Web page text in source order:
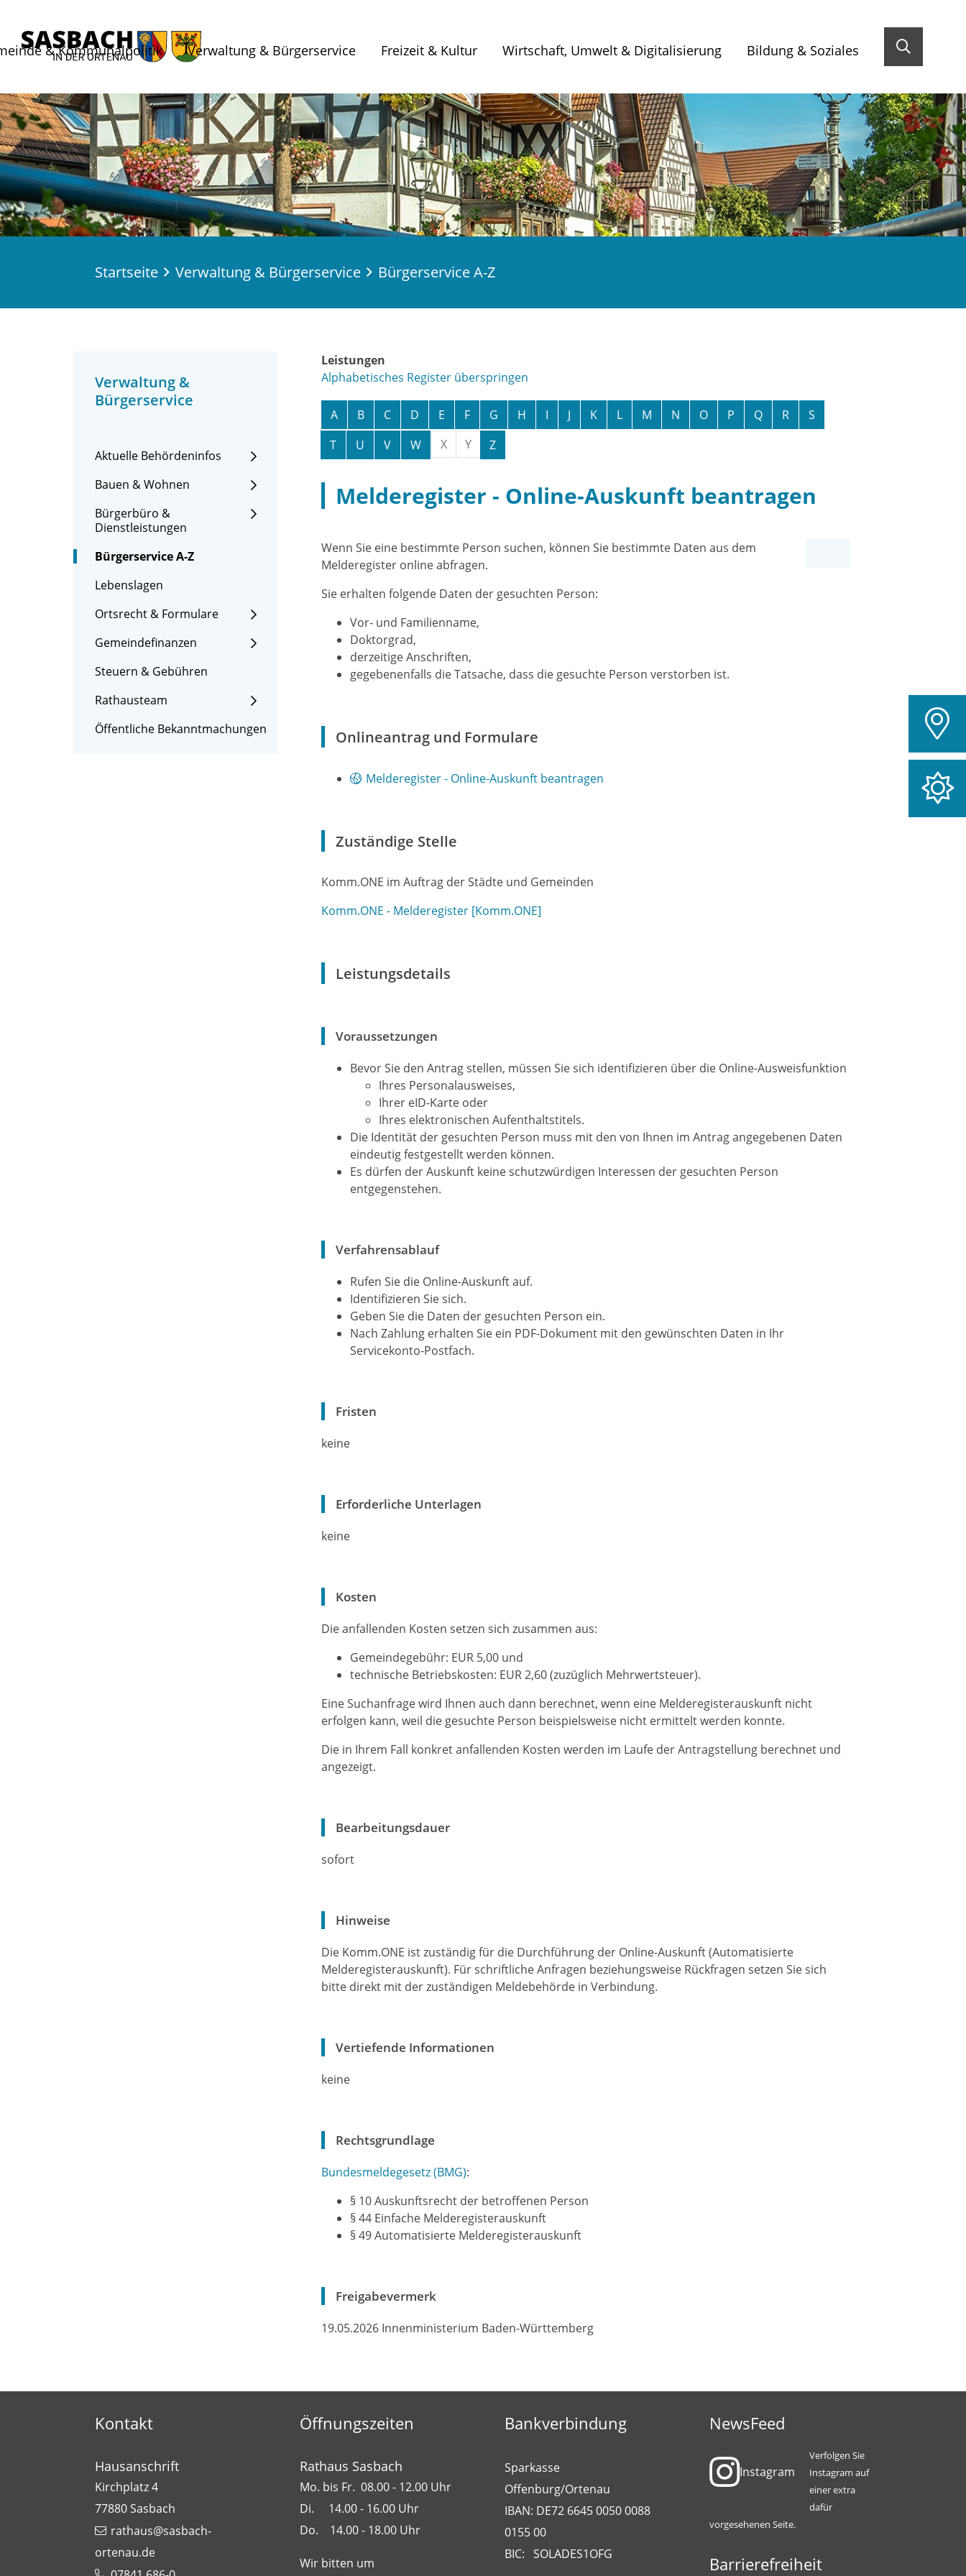
& Kommunalpolitik Verwaltung & Bürgerservice Freizeit & Kultur Wirtschaft, Umwelt & Digitalisierung Bildung & Soziales
Startseite Verwaltung & Bürgerservice Bürgerservice A-Z
Verwaltung &
Bürgerservice
Aktuelle Behördeninfos
Bauen & Wohnen
Bürgerbüro &
Dienstleistungen
Bürgerservice A-Z
Lebenslagen
Ortsrecht & Formulare
Gemeindefinanzen
Steuern & Gebühren
Rathausteam
Öffentliche Bekanntmachungen
Leistungen
Alphabetisches Register überspringen
A B C D E F G H I J K L M N O P Q R
S
T
U V W X Y Z
Melderegister - Online-Auskunft beantragen
Wenn Sie eine bestimmte Person suchen, können Sie bestimmte Daten aus dem
Melderegister online abfragen.
Sie erhalten folgende Daten der gesuchten Person:
Vor- und Familienname,
Doktorgrad,
derzeitige Anschriften,
gegebenenfalls die Tatsache, dass die gesuchte Person verstorben ist.
Onlineantrag und Formulare
Melderegister - Online-Auskunft beantragen
Zuständige Stelle
Komm.ONE im Auftrag der Städte und Gemeinden
Komm.ONE - Melderegister [Komm.ONE]
Leistungsdetails
Voraussetzungen
Bevor Sie den Antrag stellen, müssen Sie sich identifizieren über die Online-Ausweisfunktion
Ihres Personalausweises,
Ihrer eID-Karte oder
Ihres elektronischen Aufenthaltstitels.
Die Identität der gesuchten Person muss mit den von Ihnen im Antrag angegebenen Daten
eindeutig festgestellt werden können.
Es dürfen der Auskunft keine schutzwürdigen Interessen der gesuchten Person
entgegenstehen.
Verfahrensablauf
Rufen Sie die Online-Auskunft auf.
Identifizieren Sie sich.
Geben Sie die Daten der gesuchten Person ein.
Nach Zahlung erhalten Sie ein PDF-Dokument mit den gewünschten Daten in Ihr
Servicekonto-Postfach.
Fristen
keine
Erforderliche Unterlagen
keine
Kosten
Die anfallenden Kosten setzen sich zusammen aus:
Gemeindegebühr: EUR 5,00 und
technische Betriebskosten: EUR 2,60 (zuzüglich Mehrwertsteuer).
Eine Suchanfrage wird Ihnen auch dann berechnet, wenn eine Melderegisterauskunft nicht
erfolgen kann, weil die gesuchte Person beispielsweise nicht ermittelt werden konnte.
Die in Ihrem Fall konkret anfallenden Kosten werden im Laufe der Antragstellung berechnet und
angezeigt.
Bearbeitungsdauer
sofort
Hinweise
Die Komm.ONE ist zuständig für die Durchführung der Online-Auskunft (Automatisierte
Melderegisterauskunft). Für schriftliche Anfragen beziehungsweise Rückfragen setzen Sie sich
bitte direkt mit der zuständigen Meldebehörde in Verbindung.
Vertiefende Informationen
keine
Rechtsgrundlage
Bundesmeldegesetz (BMG):
§ 10 Auskunftsrecht der betroffenen Person
§ 44 Einfache Melderegisterauskunft
§ 49 Automatisierte Melderegisterauskunft
Freigabevermerk
19.05.2026 Innenministerium Baden-Württemberg
Kontakt
Hausanschrift
Kirchplatz 4
77880Sasbach
rathaus@sasbach-
ortenau.de
Öffnungszeiten
Rathaus Sasbach
Mo. bis Fr. 08.00 - 12.00 Uhr
Di. 14.00 - 16.00 Uhr
Do. 14.00 - 18.00 Uhr
Wir bitten um
Bankverbindung
Sparkasse
Offenburg/Ortenau
IBAN: DE72 6645 0050 0088
0155 00
BIC: SOLADES1OFG
NewsFeed
Instagram
Verfolgen Sie
Instagram auf
einer extra
dafür
vorgesehenen Seite.
Barrierefreiheit